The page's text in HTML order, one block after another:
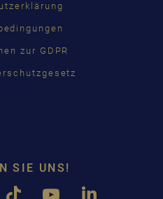
zur GDPR
SIE UNS!